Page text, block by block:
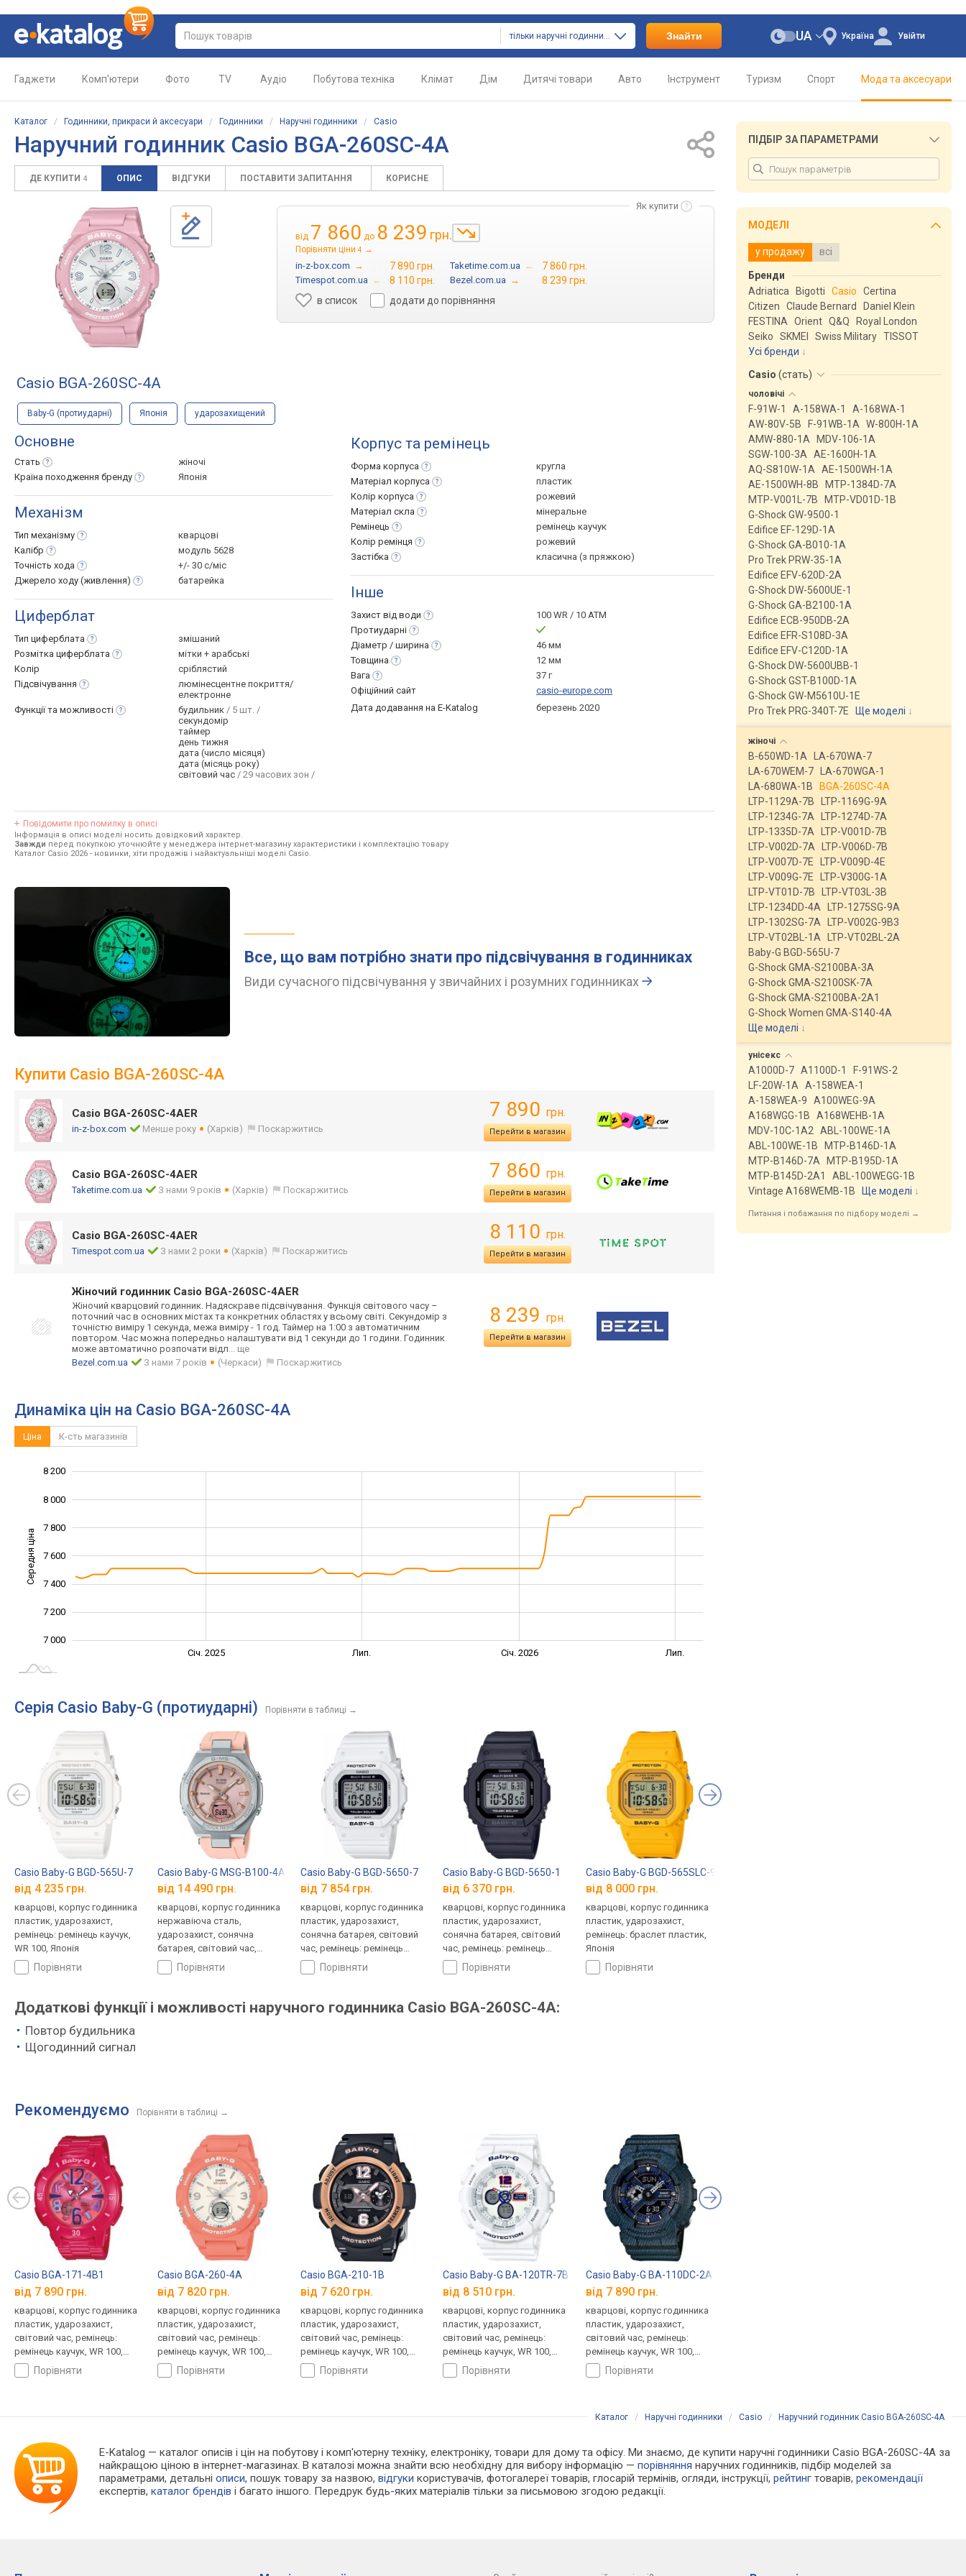
тільки наручні годинники Знайти Україна
UA Увійти
Гаджети Комп'ютери Фото TV Аудіо Побутова техніка Клімат Дім Дитячі товари Авто Інструмент Туризм Спорт Мода та аксесуари
Каталог / Годинники, прикраси й аксесуари / Годинники / Наручні годинники / Casio
Наручний годинник Casio BGA-260SC-4A
ДЕ КУПИТИ 4 ОПИС ВІДГУКИ ПОСТАВИТИ ЗАПИТАННЯ КОРИСНЕ
Як купити
від 7 860 до 8 239 грн.
Порівняти ціни 4 →
in-z-box.com → 7 890 грн. Taketime.com.ua → 7 860 грн.
Timespot.com.ua → 8 110 грн. Bezel.com.ua →
8 239 грн.
в список
додати до порівняння
Casio BGA-260SC-4A
Baby-G (протиударні) Японія ударозахищений
Основне
Стать
жіночі
Країна походження бренду Японія
Механізм
Тип механізму
кварцові
Калібр
модуль 5628
Точність хода
+/- 30 с/міс
Джерело ходу (живлення) батарейка
Циферблат
Тип циферблата
змішаний
Розмітка циферблата
мітки + арабські
Колір
сріблястий
Підсвічування
люмінесцентне покриття/
електронне
Функції та можливості будильник / 5 шт. /
секундомір
таймер
день тижня
дата (число місяця)
дата (місяць року)
світовий час / 29 часових зон /
Корпус та ремінець
Форма корпуса
кругла
Матеріал корпуса
пластик
Колір корпуса
рожевий
Матеріал скла
мінеральне
Ремінець
ремінець каучук
Колір ремінця
рожевий
Застібка
класична (з пряжкою)
Інше
Захист від води
100 WR / 10 ATM
Протиударні
Діаметр / ширина
46 мм
Товщина
12 мм
Вага
37 г
Офіційний сайт
casio-europe.com
Дата додавання на E-Katalog
березень 2020
Повідомити про помилку в описі
Інформація в описі моделі носить довідковий характер.
Завжди перед покупкою уточнюйте у менеджера інтернет-магазину характеристики і комплектацію товару
Каталог Casio 2026 - новинки, хіти продажів і найактуальніші моделі Casio.
Все, що вам потрібно знати про підсвічування в годинниках
Види сучасного підсвічування у звичайних і розумних годинниках
Купити Casio BGA-260SC-4A
Casio BGA-260SC-4AER
in-z-box.com Менше року (Харків) Поскаржитись
7 890 грн.
Перейти в магазин
Casio BGA-260SC-4AER
Taketime.com.ua З нами 9 років (Харків) Поскаржитись
7 860 грн.
Перейти в магазин
Casio BGA-260SC-4AER
Timespot.com.ua З нами 2 роки (Харків) Поскаржитись
8 110 грн.
Перейти в магазин
Жіночий годинник Casio BGA-260SC-4AER
Жіночий кварцовий годинник. Надяскраве підсвічування. Функція світового часу –
поточний час в основних містах та конкретних областях у всьому світі. Секундомір з
точністю виміру 1 секунда, межа виміру - 1 год. Таймер на 1:00 з автоматичним
повтором. Час можна попередньо налаштувати від 1 секунди до 1 години. Годинник
може автоматично розпочати відл... ще
Bezel.com.ua
З нами 7 років (Черкаси) Поскаржитись
8 239 грн.
Перейти в магазин
Динаміка цін на Casio BGA-260SC-4A
Ціна К-сть магазинів
Середня ціна 7 000
7 000
7 200
7 400
7 600
7 800
8 000
8 200
Січ. 2025 Лип. Січ. 2026 Лип.
Серія Casio Baby-G (протиударні) Порівняти в таблиці →
Casio Baby-G BGD-565U-7
від 4 235 грн.
кварцові, корпус годинника
пластик, ударозахист,
ремінець: ремінець каучук,
WR 100, Японія
порівняти
Casio Baby-G MSG-B100-4A
від 14 490 грн.
кварцові, корпус годинника
нержавіюча сталь,
ударозахист, сонячна
батарея, світовий час,
Bluetooth, ремінець: ремінець
каучук, WR 100, Японія
порівняти
Casio Baby-G BGD-5650-7
від 7 854 грн.
кварцові, корпус годинника
пластик, ударозахист,
сонячна батарея, світовий
час, ремінець: ремінець
каучук, WR 100, Японія
порівняти
Casio Baby-G BGD-5650-1
від 6 370 грн.
кварцові, корпус годинника
пластик, ударозахист,
сонячна батарея, світовий
час, ремінець: ремінець
каучук, WR 100, Японія
порівняти
Casio Baby-G BGD-565SLC-9
від 8 000 грн.
кварцові, корпус годинника
пластик, ударозахист,
ремінець: браслет пластик,
Японія
порівняти
Додаткові функції і можливості наручного годинника Casio BGA-260SC-4A:
Повтор будильника
Щогодинний сигнал
Рекомендуємо Порівняти в таблиці →
Casio BGA-171-4B1
від 7 890 грн.
кварцові, корпус годинника
пластик, ударозахист,
світовий час, ремінець:
ремінець каучук, WR 100,
Японіяпорівняти
Casio BGA-260-4A
від 7 820 грн.
кварцові, корпус годинника
пластик, ударозахист,
світовий час, ремінець:
ремінець каучук, WR 100,
Японіяпорівняти
Casio BGA-210-1B
від 7 620 грн.
кварцові, корпус годинника
пластик, ударозахист,
світовий час, ремінець:
ремінець каучук, WR 100,
Японіяпорівняти
Casio Baby-G BA-120TR-7B
від 8 510 грн.
кварцові, корпус годинника
пластик, ударозахист,
світовий час, ремінець:
ремінець каучук, WR 100,
Японіяпорівняти
Casio Baby-G BA-110DC-2A1
від 7 890 грн.
кварцові, корпус годинника
пластик, ударозахист,
світовий час, ремінець:
ремінець каучук, WR 100,
Японіяпорівняти
ПІДБІР ЗА ПАРАМЕТРАМИ
МОДЕЛІ
у продажу всі
Бренди
Adriatica
Bigotti Casio
Certina
Citizen
Claude Bernard
Daniel Klein
FESTINA
Orient Q&Q
Royal London
Seiko
SKMEI Swiss Military TISSOT
Усі бренди
Casio (стать)
чоловічі
F-91W-1 A-158WA-1
A-168WA-1
AW-80V-5B
F-91WB-1A
W-800H-1A
AMW-880-1A
MDV-106-1A
SGW-100-3A
AE-1600H-1A
AQ-S810W-1A
AE-1500WH-1A
AE-1500WH-8B
MTP-1384D-7A
MTP-V001L-7B
MTP-VD01D-1B
G-Shock GW-9500-1
Edifice EF-129D-1A
G-Shock GA-B010-1A
Pro Trek PRW-35-1A
Edifice EFV-620D-2A
G-Shock DW-5600UE-1
G-Shock GA-B2100-1A
Edifice ECB-950DB-2A
Edifice EFR-S108D-3A
Edifice EFV-C120D-1A
G-Shock DW-5600UBB-1
G-Shock GST-B100D-1A
G-Shock GW-M5610U-1E
Pro Trek PRG-340T-7E
Ще моделі ↓
жіночі
B-650WD-1A
LA-670WA-7
LA-670WEM-7
LA-670WGA-1
LA-680WA-1B
BGA-260SC-4A
LTP-1129A-7B
LTP-1169G-9A
LTP-1234G-7A
LTP-1274D-7A
LTP-1335D-7A
LTP-V001D-7B
LTP-V002D-7A
LTP-V006D-7B
LTP-V007D-7E
LTP-V009D-4E
LTP-V009G-7E
LTP-V300G-1A
LTP-VT01D-7B
LTP-VT03L-3B
LTP-1234DD-4A
LTP-1275SG-9A
LTP-1302SG-7A
LTP-V002G-9B3
LTP-VT02BL-1A
LTP-VT02BL-2A
Baby-G BGD-565U-7
G-Shock GMA-S2100BA-3A
G-Shock GMA-S2100SK-7A
G-Shock GMA-S2100BA-2A1
G-Shock Women GMA-S140-4A
Ще моделі ↓
унісекс
A1000D-7 A1100D-1
F-91WS-2
LF-20W-1A
A-158WEA-1
A-158WEA-9
A100WEG-9A
A168WGG-1B
A168WEHB-1A
MDV-10C-1A2
ABL-100WE-1A
ABL-100WE-1B
MTP-B146D-1A
MTP-B146D-7A
MTP-B195D-1A
MTP-B145D-2A1
ABL-100WEGG-1B
Vintage A168WEMB-1B
Ще моделі ↓
Питання і побажання по підбору моделі →
Каталог / Наручні годинники / Casio / Наручний годинник Casio BGA-260SC-4A
E-Katalog — каталог описів і цін на побутову і комп'ютерну техніку, електроніку, товари для дому та офісу. Ми знаємо, де купити наручні годинники Casio BGA-260SC-4A за
найкращою ціною в інтернет-магазинах. В каталозі можна знайти всю необхідну для вибору інформацію —порівняння наручних годинників, підбір моделей за
параметрами, детальніописи, пошук товару за назвою,відгуки користувачів, фотогалереї товарів, глосарій термінів, огляди, інструкції,рейтинг товарів,рекомендації
експертів,каталог брендів і багато іншого. Передрук будь-яких матеріалів тільки за письмовою згодою редакції.